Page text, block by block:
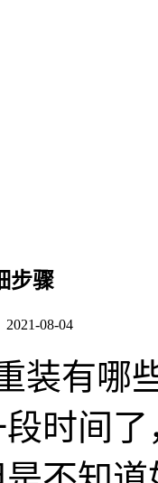
步骤
2021-08-04
有哪些
时间